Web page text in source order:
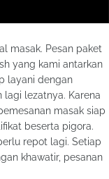
masak. Pesan paket
yang kami antarkan
layani dengan
lezatnya. Karena
masak siap
beserta pigora.
repot lagi. Setiap
khawatir, pesanan